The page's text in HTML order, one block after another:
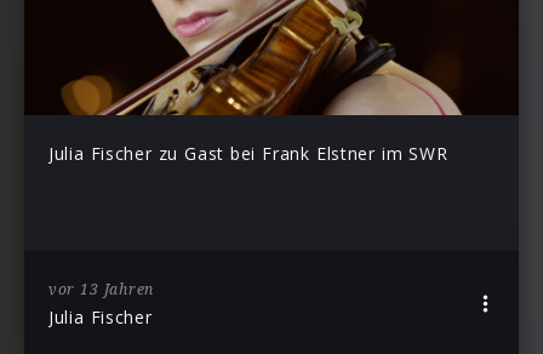
Julia Fischer zu Gast bei Frank Elstner im SWR
vor 13 Jahren
Julia Fischer